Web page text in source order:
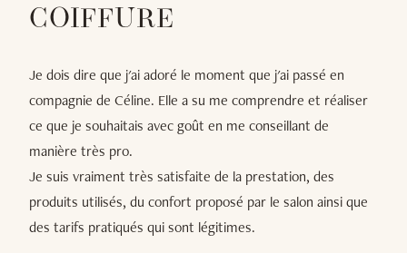
COIFFURE
Je dois dire que j'ai adoré le moment que j'ai passé en
compagnie de Céline. Elle a su me comprendre et réaliser
ce que je souhaitais avec goût en me conseillant de
manière très pro.
Je suis vraiment très satisfaite de la prestation, des
produits utilisés, du confort proposé par le salon ainsi que
des tarifs pratiqués qui sont légitimes.